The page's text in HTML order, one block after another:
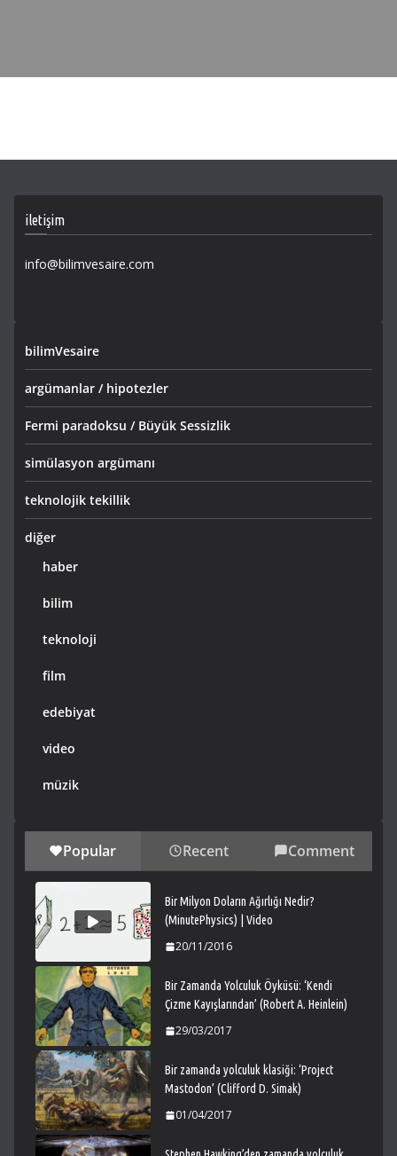
iletişim
info@bilimvesaire.com
bilimVesaire
argümanlar / hipotezler
Fermi paradoksu / Büyük Sessizlik
simülasyon argümanı
teknolojik tekillik
diğer
haber
bilim
teknoloji
film
edebiyat
video
müzik
Popular Recent Comment
Bir Milyon Doların Ağırlığı Nedir?
(MinutePhysics) | Video
20/11/2016
Bir Zamanda Yolculuk Öyküsü: ‘Kendi
Çizme Kayışlarından’ (Robert A. Heinlein)
29/03/2017
Bir zamanda yolculuk klasiği: ‘Project
Mastodon’ (Clifford D. Simak)
01/04/2017